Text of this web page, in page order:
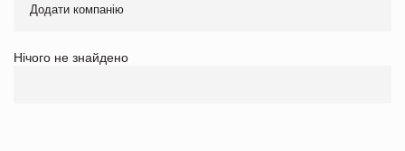
Додати компанію
Нічого не знайдено